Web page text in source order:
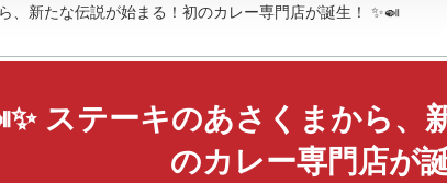
、新たな伝説が始まる！初のカレー専門店が誕生！ ✨🍛
ステーキのあさくまから、
のカレー専門店が